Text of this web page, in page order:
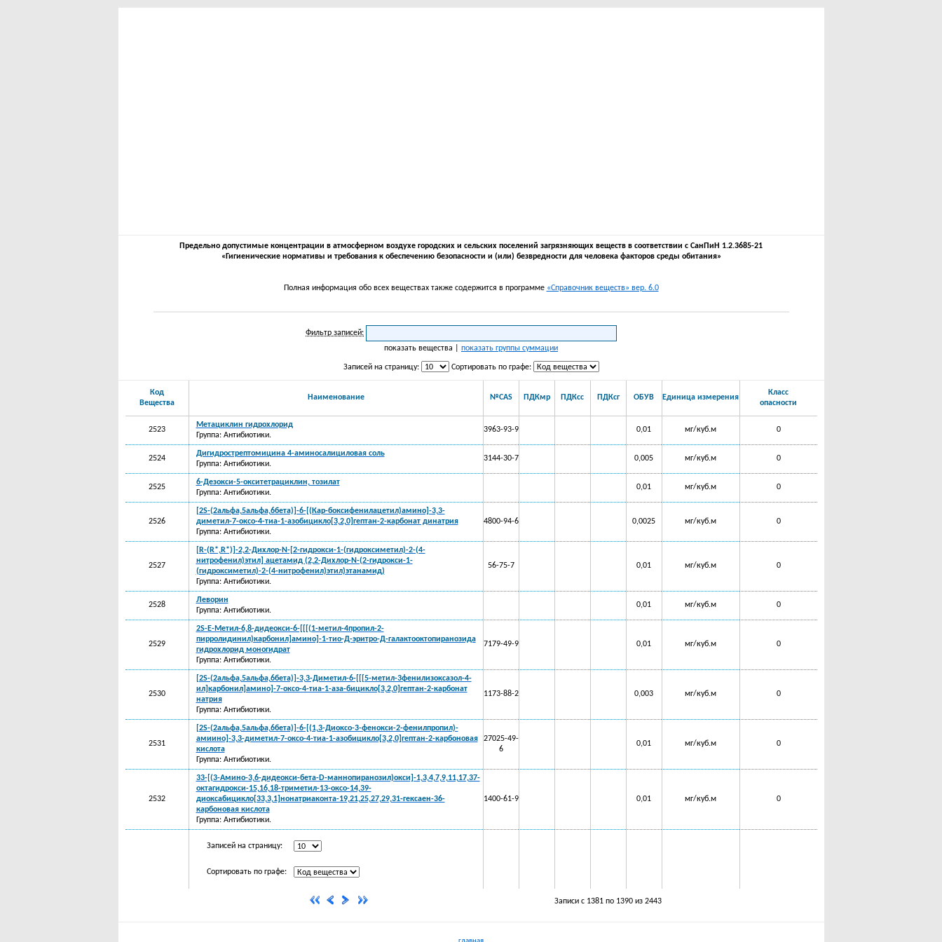
Предельно допустимые концентрации в атмосферном воздухе городских и сельских поселений загрязняющих веществ в соответствии с СанПиН 1.2.3685-21
«Гигиенические нормативы и требования к обеспечению безопасности и (или) безвредности для человека факторов среды обитания»
Полная информация обо всех веществах также содержится в программе «Справочник веществ» вер. 6.0
Фильтр записей:
показать вещества | показать группы суммации
Записей на страницу: Сортировать по графе:
Код
Вещества
Наименование №CAS ПДКмр ПДКсс ПДКсг ОБУВ Единица измерения
Класс
опасности
2523
Метациклин гидрохлорид
Группа: Антибиотики.
3963-93-9 0,01 мг/куб.м 0
2524
Дигидрострептомицина 4-аминосалициловая соль
Группа: Антибиотики.
3144-30-7 0,005 мг/куб.м 0
2525
6-Дезокси-5-окситетрациклин, тозилат
Группа: Антибиотики.
0,01 мг/куб.м 0
2526
[2S-(2альфа,5альфа,6бета)]-6-[(Кар-боксифенилацетил)амино]-3,3-
диметил-7-оксо-4-тиа-1-азобицикло[3,2,0]гептан-2-карбонат динатрия
Группа: Антибиотики.
4800-94-6 0,0025 мг/куб.м 0
2527
[R-(R*,R*)]-2,2-Дихлор-N-[2-гидрокси-1-(гидроксиметил)-2-(4-
нитрофенил)этил] ацетамид (2,2-Дихлор-N-(2-гидрокси-1-
(гидроксиметил)-2-(4-нитрофенил)этил)этанамид)
Группа: Антибиотики.
56-75-7 0,01 мг/куб.м 0
2528
Леворин
Группа: Антибиотики.
0,01 мг/куб.м 0
2529
2S-E-Метил-6,8-дидеокси-6-[[[(1-метил-4пропил-2-
пирролидинил)карбонил]амино]-1-тио-Д-эритро-Д-галактооктопиранозида
гидрохлорид моногидрат
Группа: Антибиотики.
7179-49-9 0,01 мг/куб.м 0
2530
[2S-(2альфа,5альфа,6бета)]-3,3-Диметил-6-[[[5-метил-3фенилизоксазол-4-
ил]карбонил]амино]-7-оксо-4-тиа-1-аза-бицикло[3,2,0]гептан-2-карбонат
натрия
Группа: Антибиотики.
1173-88-2 0,003 мг/куб.м 0
2531
[2S-(2альфа,5альфа,6бета)]-6-[(1,3-Диоксо-3-фенокси-2-фенилпропил)-
амиино]-3,3-диметил-7-оксо-4-тиа-1-азобицикло[3,2,0]гептан-2-карбоновая
кислота
Группа: Антибиотики.
27025-49-
6
0,01 мг/куб.м 0
2532
33-[(3-Амино-3,6-дидеокси-бета-D-маннопиранозил)окси]-1,3,4,7,9,11,17,37-
октагидрокси-15,16,18-триметил-13-оксо-14,39-
диоксабицикло[33,3,1]нонатриаконта-19,21,25,27,29,31-гексаен-36-
карбоновая кислота
Группа: Антибиотики.
1400-61-9 0,01 мг/куб.м 0
Записей на страницу:
Сортировать по графе:
Записи с 1381 по 1390 из 2443